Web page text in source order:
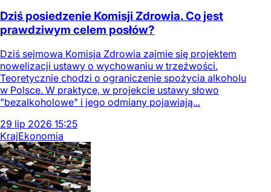
Dziś posiedzenie Komisji Zdrowia. Co jest
prawdziwym celem posłów?
Dziś sejmowa Komisja Zdrowia zajmie się projektem
nowelizacji ustawy o wychowaniu w trzeźwości.
Teoretycznie chodzi o ograniczenie spożycia alkoholu
w Polsce. W praktyce, w projekcie ustawy słowo
"bezalkoholowe" i jego odmiany pojawiają...
29 lip 2026 15:25
KrajEkonomia